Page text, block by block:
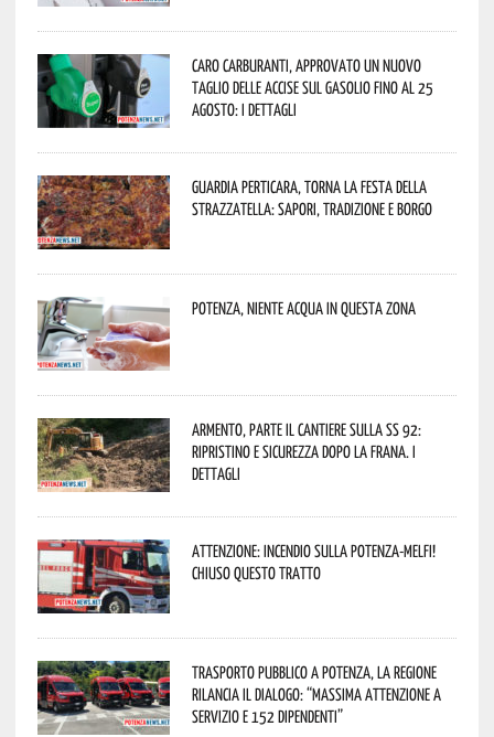
Caro carburanti, approvato un nuovo
taglio delle accise sul gasolio fino al 25
agosto: i dettagli
Guardia Perticara, torna la Festa della
Strazzatella: sapori, tradizione e borgo
Potenza, niente acqua in questa zona
Armento, parte il cantiere sulla SS 92:
ripristino e sicurezza dopo la frana. I
dettagli
Attenzione: incendio sulla Potenza-Melfi!
Chiuso questo tratto
Trasporto pubblico a Potenza, la Regione
rilancia il dialogo: “Massima attenzione a
servizio e 152 dipendenti”